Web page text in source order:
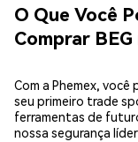
O Que Você
Comprar
Com a Phemex,
seu primeiro trade
ferramentas de
nossa segurança